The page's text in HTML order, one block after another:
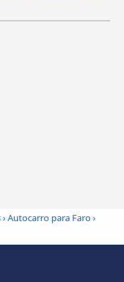
›Autocarro para Faro›